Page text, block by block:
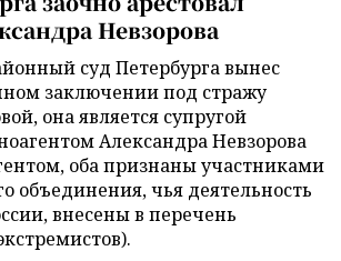
Невзорова
суд Петербурга вынес
заключении под стражу
она является супругой
Александра Невзорова
оба признаны участниками
объединения, чья деятельность
внесены в перечень